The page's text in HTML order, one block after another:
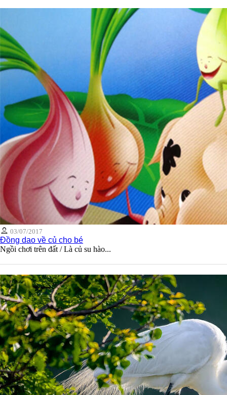
03/07/2017
Đồng dao về củ cho bé
Ngồi chơi trên đất / Là củ su hào...